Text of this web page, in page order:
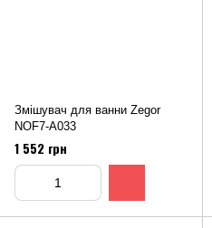
Змішувач для ванни Zegor
NОF7-A033
1 552 грн